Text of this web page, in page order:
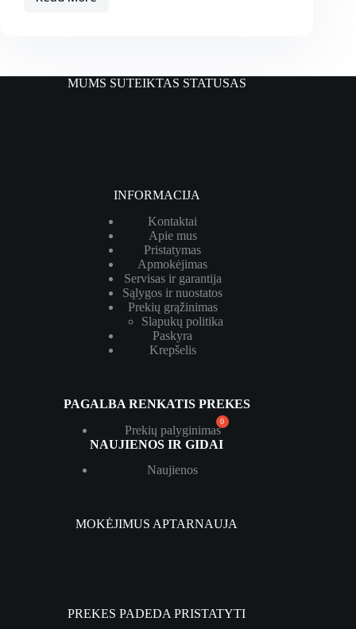
Naujieji
MUMS SUTEIKTAS STATUSAS
INFORMACIJA
Kontaktai
Apie mus
Pristatymas
Apmokėjimas
Servisas ir garantija
Sąlygos ir nuostatos
Prekių grąžinimas
Slapukų politika
Paskyra
Krepšelis
PAGALBA RENKATIS PREKES
Prekių palyginimas
NAUJIENOS IR GIDAI
Naujienos
MOKĖJIMUS APTARNAUJA
PREKES PADEDA PRISTATYTI